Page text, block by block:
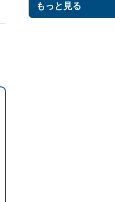
もっと見る